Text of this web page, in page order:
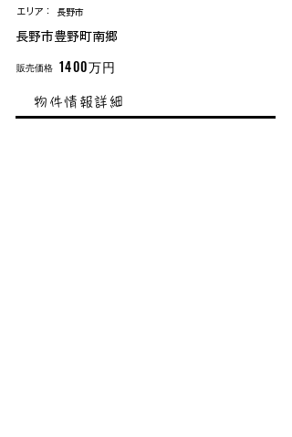
​エリア： 長野市
長野市豊野町南郷
販売価格 1400万円
物件情報詳細